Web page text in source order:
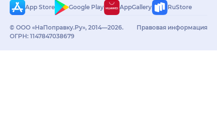
App Store
Google Play AppGallery RuStore
© ООО «НаПоправку.Ру», 2014—2026.
ОГРН: 1147847038679
Правовая информация